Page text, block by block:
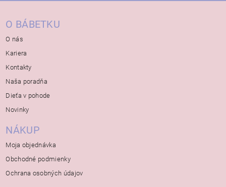
O BÁBETKU
O nás
Kariera
Kontakty
Naša poradňa
Dieťa v pohode
Novinky
NÁKUP
Moja objednávka
Obchodné podmienky
Ochrana osobných údajov